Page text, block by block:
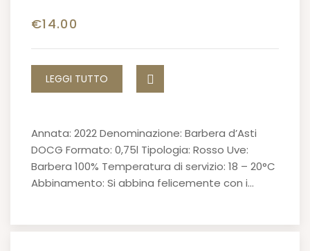
€14.00
LEGGI TUTTO
Annata: 2022 Denominazione: Barbera d’Asti
DOCG Formato: 0,75l Tipologia: Rosso Uve:
Barbera 100% Temperatura di servizio: 18 – 20°C
Abbinamento: Si abbina felicemente con i…